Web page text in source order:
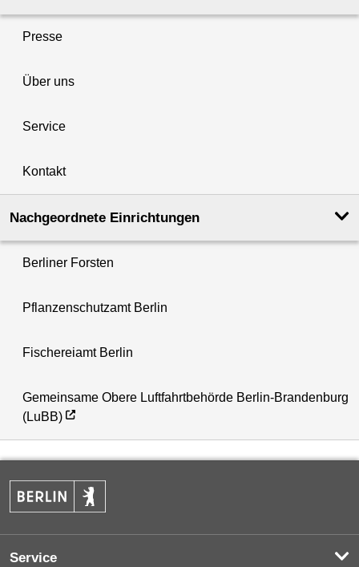
Presse
Über uns
Service
Kontakt
Nachgeordnete Einrichtungen
Berliner Forsten
Pflanzenschutzamt Berlin
Fischereiamt Berlin
Gemeinsame Obere Luftfahrtbehörde Berlin-Brandenburg
(LuBB)
Service